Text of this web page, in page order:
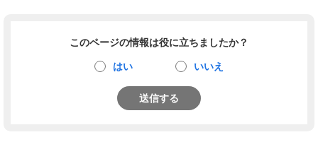
このページの情報は役に立ちましたか？
はい いいえ
送信する